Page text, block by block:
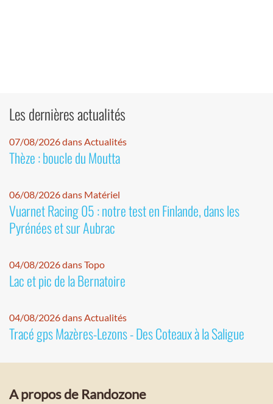
Les dernières actualités
07/08/2026 dans Actualités
Thèze : boucle du Moutta
06/08/2026 dans Matériel
Vuarnet Racing 05 : notre test en Finlande, dans les
Pyrénées et sur Aubrac
04/08/2026 dans Topo
Lac et pic de la Bernatoire
04/08/2026 dans Actualités
Tracé gps Mazères-Lezons - Des Coteaux à la Saligue
A propos de Randozone